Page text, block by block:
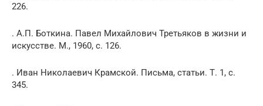
226.
. А.П. Боткина. Павел Михайлович Третьяков в жизни и
искусстве. М., 1960, с. 126.
. Иван Николаевич Крамской. Письма, статьи. Т. 1, с.
345.